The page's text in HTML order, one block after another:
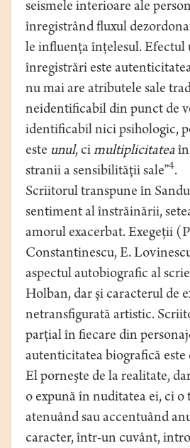
seismele interioare ale
înregistrând fluxul
le influenţa înţelesul. Efectul
înregistrări este
nu mai are atributele sale
neidentificabil din punct de
identificabil nici psihologic,
este unul, cimultiplicitatea
stranii a sensibilităţii sale”4.
Scriitorul transpune în
sentiment al înstrăinării,
amorul exacerbat. Exegeţii
Constantinescu, E.
aspectul autobiografic al
Holban, dar şi caracterul de
netransfigurată artistic.
parţial în fiecare din
autenticitatea biografică este
El porneşte de la realitate,
o expună în nuditatea ei, ci o
atenuând sau accentuând
caracter, într-un cuvânt,